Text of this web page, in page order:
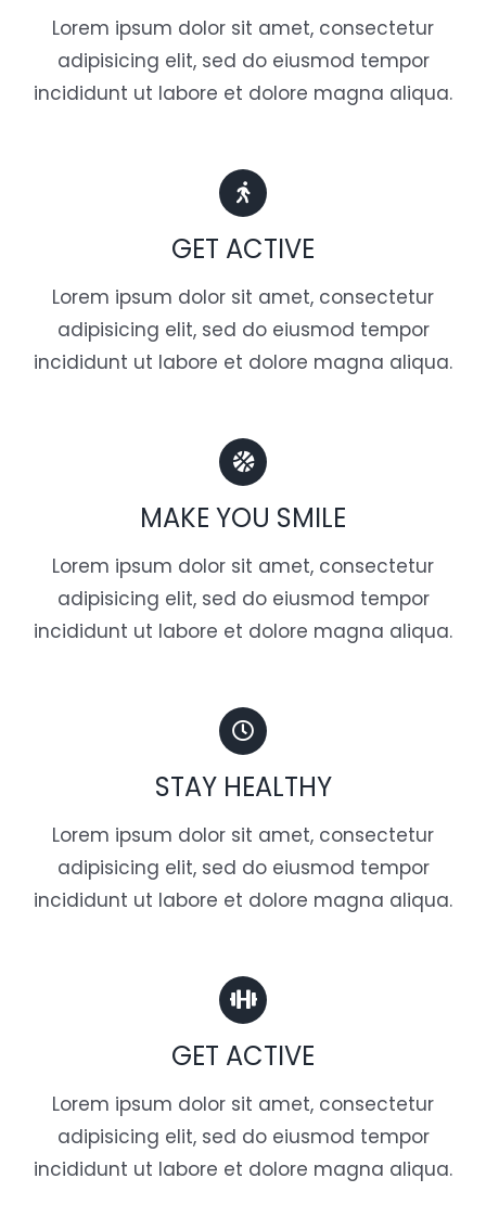
Lorem ipsum dolor sit amet, consectetur
adipisicing elit, sed do eiusmod tempor
incididunt ut labore et dolore magna aliqua.
GET ACTIVE
Lorem ipsum dolor sit amet, consectetur
adipisicing elit, sed do eiusmod tempor
incididunt ut labore et dolore magna aliqua.
MAKE YOU SMILE
Lorem ipsum dolor sit amet, consectetur
adipisicing elit, sed do eiusmod tempor
incididunt ut labore et dolore magna aliqua.
STAY HEALTHY
Lorem ipsum dolor sit amet, consectetur
adipisicing elit, sed do eiusmod tempor
incididunt ut labore et dolore magna aliqua.
GET ACTIVE
Lorem ipsum dolor sit amet, consectetur
adipisicing elit, sed do eiusmod tempor
incididunt ut labore et dolore magna aliqua.